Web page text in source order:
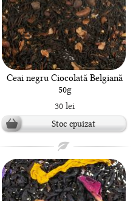
Ceai negru Ciocolată Belgiană
50g
30 lei
Stoc epuizat